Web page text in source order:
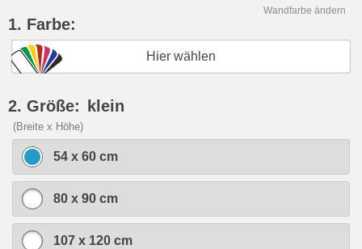
Wandfarbe ändern
1. Farbe:
Hier wählen
2. Größe: klein
(Breite x Höhe)
54 x 60 cm
80 x 90 cm
107 x 120 cm